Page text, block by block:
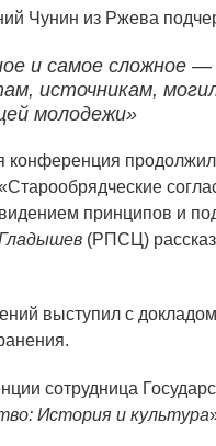
Чунин из Ржева
и самое сложное
источникам,
молодежи»
конференция
принципов и
(РПСЦ)
выступил с
сотрудница
История и культура